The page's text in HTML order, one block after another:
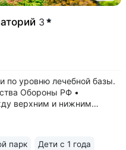
3
по уровню лечебной базы.
Обороны РФ •
верхним и нижним
Дом-музей Лермонтова,
парк Дети с 1 года